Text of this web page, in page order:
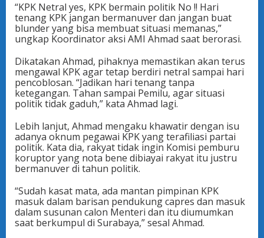
“KPK Netral yes, KPK bermain politik No !! Hari
tenang KPK jangan bermanuver dan jangan buat
blunder yang bisa membuat situasi memanas,”
ungkap Koordinator aksi AMI Ahmad saat berorasi.
Dikatakan Ahmad, pihaknya memastikan akan terus
mengawal KPK agar tetap berdiri netral sampai hari
pencoblosan. “Jadikan hari tenang tanpa
ketegangan. Tahan sampai Pemilu, agar situasi
politik tidak gaduh,” kata Ahmad lagi.
Lebih lanjut, Ahmad mengaku khawatir dengan isu
adanya oknum pegawai KPK yang terafiliasi partai
politik. Kata dia, rakyat tidak ingin Komisi pemburu
koruptor yang nota bene dibiayai rakyat itu justru
bermanuver di tahun politik.
“Sudah kasat mata, ada mantan pimpinan KPK
masuk dalam barisan pendukung capres dan masuk
dalam susunan calon Menteri dan itu diumumkan
saat berkumpul di Surabaya,” sesal Ahmad.